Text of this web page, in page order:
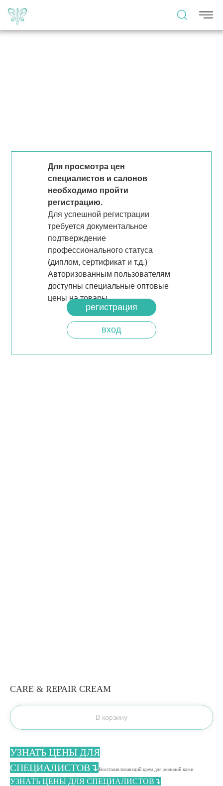
Для просмотра цен
специалистов и салонов
необходимо пройти
регистрацию.
Для успешной регистрации
требуется документальное
подтверждение
профессионального статуса
(диплом, сертификат и т.д.)
Авторизованным пользователям
доступны специальные оптовые
цены на товары.
регистрация
вход
CARE & REPAIR CREAM
В корзину
УЗНАТЬ ЦЕНЫ ДЛЯ
СПЕЦИАЛИСТОВ↴Восстанавливающий крем для молодой кожи
УЗНАТЬ ЦЕНЫ ДЛЯ СПЕЦИАЛИСТОВ↴